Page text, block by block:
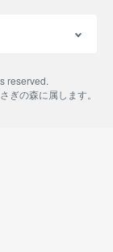
reserved.
ぎの森に属します。